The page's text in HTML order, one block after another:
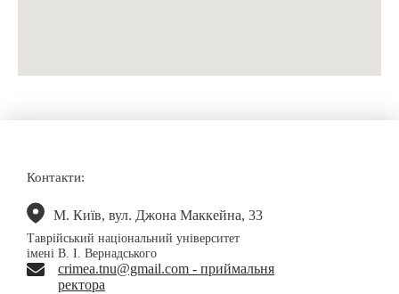
Контакти:
М. Київ, вул. Джона Маккейна, 33
Таврійський національний університет
імені В. І. Вернадського
crimea.tnu@gmail.com - приймальня
ректора